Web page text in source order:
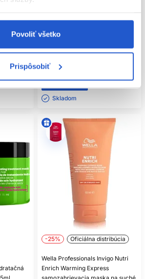
Povoliť všetko
Prispôsobiť
vlasov
vlasy
hydratačná maska na lesk vlasov
Hydratačné masky na vlasy
19.70 €
Kúpiť
Skladom ㅤ
-25% Oficiálna distribúcia
Wella Professionals Invigo Nutri
Enrich Warming Express